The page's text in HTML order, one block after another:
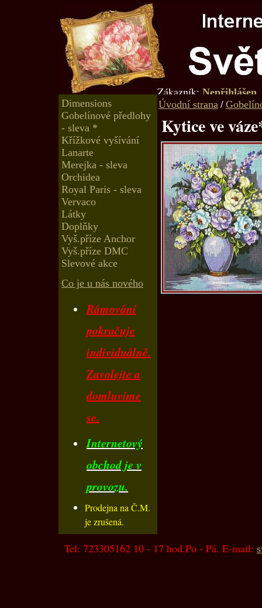
Zákazník: Nepřihlášen
Dimensions
Gobelínové předlohy
- sleva *
Křížkové vyšívání
Lanarte
Merejka - sleva
Orchidea
Royal Paris - sleva
Vervaco
Látky
Doplňky
Vyš.příze Anchor
Vyš.příze DMC
Slevové akce
Co je u nás nového
Rámování
pokračuje
individuálně.
Zavolejte a
domluvíme
se.
Internetový
obchod je v
provozu.
Prodejna na Č.M.
je zrušená.
Úvodní strana /
Kytice ve
Tel: 723305162 10 - 17 hod.Po - Pá. E-mail: